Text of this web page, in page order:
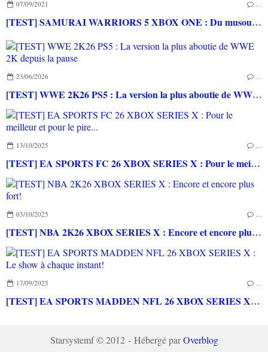
07/09/2021 …
[TEST] SAMURAI WARRIORS 5 XBOX ONE : Du musou en cell shading dans la lignée de la saga
23/06/2026 …
[TEST] WWE 2K26 PS5 : La version la plus aboutie de WWE 2K depuis la pause
13/10/2025 …
[TEST] EA SPORTS FC 26 XBOX SERIES X : Pour le meilleur et pour le pire...
03/10/2025 …
[TEST] NBA 2K26 XBOX SERIES X : Encore et encore plus fort!
17/09/2025 …
[TEST] EA SPORTS MADDEN NFL 26 XBOX SERIES X : Le show à chaque instant!
Starsystemf © 2012 - Hébergé parOverblog